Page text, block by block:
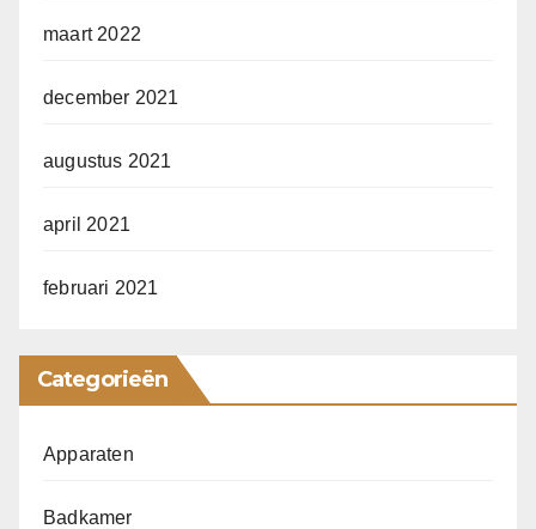
maart 2022
december 2021
augustus 2021
april 2021
februari 2021
Categorieën
Apparaten
Badkamer